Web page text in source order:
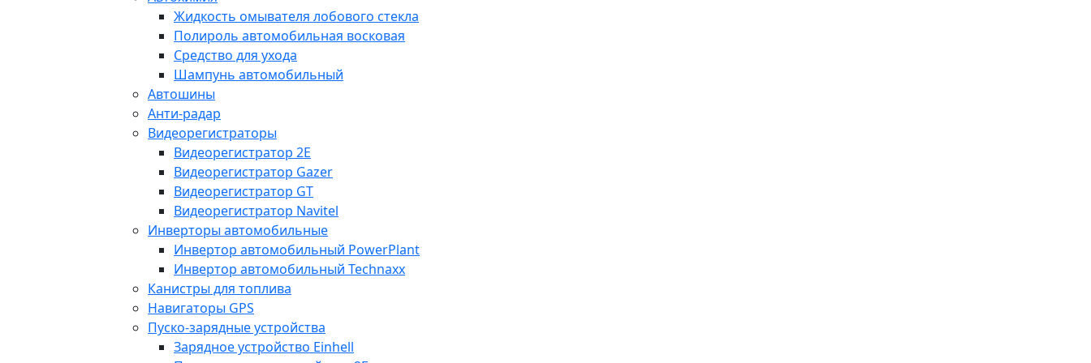
Жидкость омывателя лобового стекла
Полироль автомобильная восковая
Средство для ухода
Шампунь автомобильный
Автошины
Анти-радар
Видеорегистраторы
Видеорегистратор 2E
Видеорегистратор Gazer
Видеорегистратор GT
Видеорегистратор Navitel
Инверторы автомобильные
Инвертор автомобильный PowerPlant
Инвертор автомобильный Technaxx
Канистры для топлива
Навигаторы GPS
Пуско-зарядные устройства
Зарядное устройство Einhell